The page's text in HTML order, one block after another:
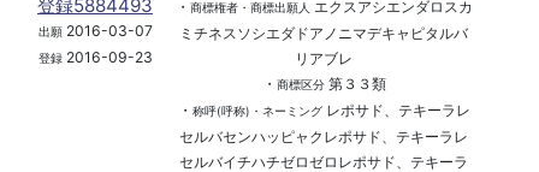
登録5884493
出願2016-03-07
登録2016-09-23
・ 商標権者・商標出願人
エクスアシエンダロスカ
ミチネスソシエダドアノニマデキャピタルバ
リアブレ
・ 商標区分第３３類
・ 称呼(呼称)・ネーミングレポサド、テキーラレ
セルバセンハッピャクレポサド、テキーラレ
セルバイチハチゼロゼロレポサド、テキーラ